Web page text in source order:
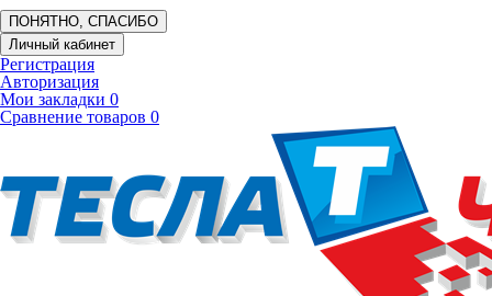
ПОНЯТНО, СПАСИБО
Личный кабинет
Регистрация
Авторизация
Мои закладки 0
Сравнение товаров 0